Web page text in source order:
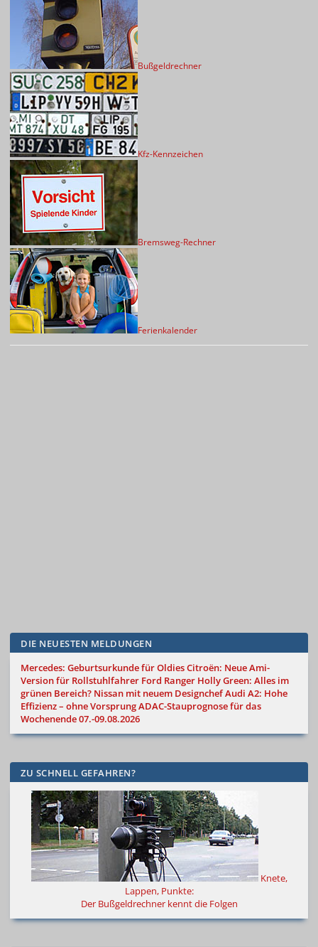
Bußgeldrechner
Kfz-Kennzeichen
Bremsweg-Rechner
Ferienkalender
DIE NEUESTEN MELDUNGEN
Mercedes: Geburtsurkunde für OldiesCitroën: Neue Ami-
Version für Rollstuhlfahrer Ford Ranger Holly Green: Alles im
grünen Bereich? Nissan mit neuem DesignchefAudi A2: Hohe
Effizienz – ohne VorsprungADAC-Stauprognose für das
Wochenende 07.-09.08.2026
ZU SCHNELL GEFAHREN?
Knete,
Lappen, Punkte:
Der Bußgeldrechner kennt die Folgen